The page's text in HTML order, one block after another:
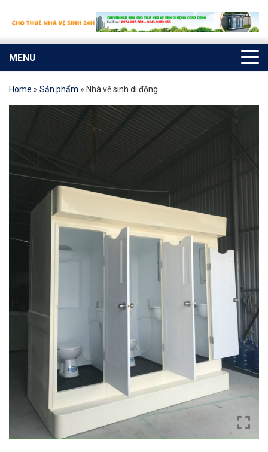
MENU
Home » Sản phẩm » Nhà vệ sinh di động